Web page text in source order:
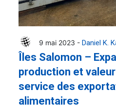
9 mai 2023 - Daniel K.
Îles Salomon –
production et
service des
alimentaires